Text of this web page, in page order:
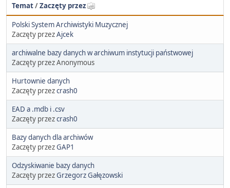
Temat/Zaczęty przez
Polski System Archiwistyki Muzycznej
Zaczęty przezAjcek
archiwalne bazy danych w archiwum instytucji państwowej
Zaczęty przez Anonymous
Hurtownie danych
Zaczęty przezcrash0
EAD a .mdb i .csv
Zaczęty przezcrash0
Bazy danych dla archiwów
Zaczęty przezGAP1
Odzyskiwanie bazy danych
Zaczęty przezGrzegorz Gałęzowski